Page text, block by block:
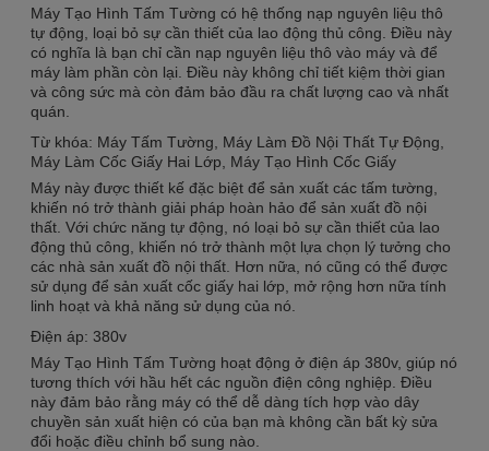
Máy Tạo Hình Tấm Tường có hệ thống nạp nguyên liệu thô
tự động, loại bỏ sự cần thiết của lao động thủ công. Điều này
có nghĩa là bạn chỉ cần nạp nguyên liệu thô vào máy và để
máy làm phần còn lại. Điều này không chỉ tiết kiệm thời gian
và công sức mà còn đảm bảo đầu ra chất lượng cao và nhất
quán.
Từ khóa: Máy Tấm Tường, Máy Làm Đồ Nội Thất Tự Động,
Máy Làm Cốc Giấy Hai Lớp, Máy Tạo Hình Cốc Giấy
Máy này được thiết kế đặc biệt để sản xuất các tấm tường,
khiến nó trở thành giải pháp hoàn hảo để sản xuất đồ nội
thất. Với chức năng tự động, nó loại bỏ sự cần thiết của lao
động thủ công, khiến nó trở thành một lựa chọn lý tưởng cho
các nhà sản xuất đồ nội thất. Hơn nữa, nó cũng có thể được
sử dụng để sản xuất cốc giấy hai lớp, mở rộng hơn nữa tính
linh hoạt và khả năng sử dụng của nó.
Điện áp: 380v
Máy Tạo Hình Tấm Tường hoạt động ở điện áp 380v, giúp nó
tương thích với hầu hết các nguồn điện công nghiệp. Điều
này đảm bảo rằng máy có thể dễ dàng tích hợp vào dây
chuyền sản xuất hiện có của bạn mà không cần bất kỳ sửa
đổi hoặc điều chỉnh bổ sung nào.